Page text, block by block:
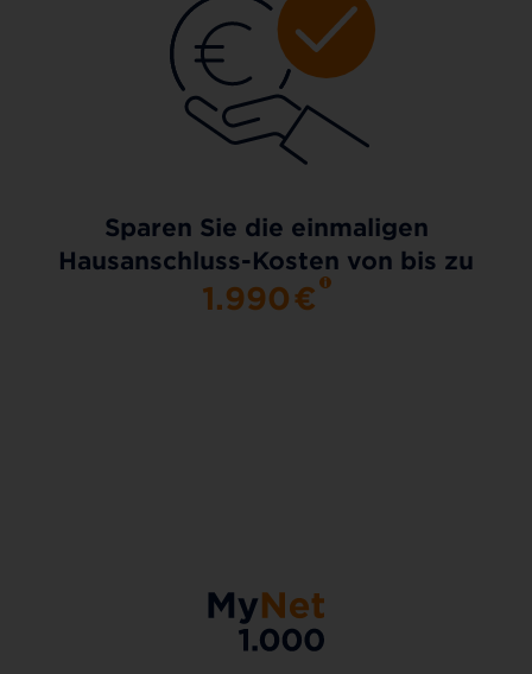
Sparen Sie die einmaligen
Hausanschluss-Kosten von bis zu
1.990€